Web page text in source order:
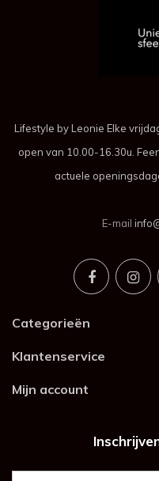
Lifestyle by Leonie Elke
open van 10.00-16.30u.
actuele
E-mail
Categorieën
Klantenservice
Mijn account